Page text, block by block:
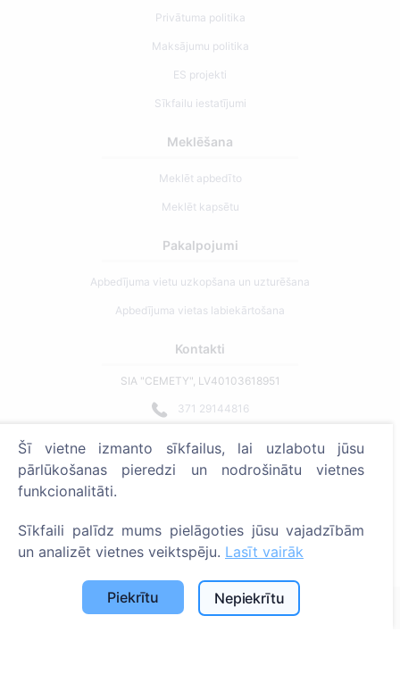
Privātuma politika
Maksājumu politika
ES projekti
Sīkfailu iestatījumi
Meklēšana
Meklēt apbedīto
Meklēt kapsētu
Pakalpojumi
Apbedījuma vietu uzkopšana un uzturēšana
Apbedījuma vietas labiekārtošana
Kontakti
SIA "CEMETY", LV40103618951
371 29144816
Strādājam visā Latvijā!
Administratoriem
© 2013 - 2026 Cemety Visas tiesības aizsargātas
Privātuma politika un noteikumi.
Šī vietne izmanto sīkfailus, lai uzlabotu jūsu
pārlūkošanas pieredzi un nodrošinātu vietnes
funkcionalitāti.
Sīkfaili palīdz mums pielāgoties jūsu vajadzībām
un analizēt vietnes veiktspēju. Lasīt vairāk
Piekrītu Nepiekrītu